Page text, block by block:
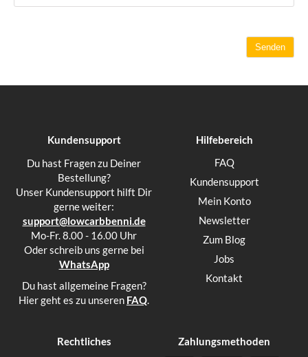
Kundensupport
Du hast Fragen zu Deiner
Bestellung?
Unser Kundensupport hilft Dir
gerne weiter:
support@lowcarbbenni.de
Mo-Fr. 8.00 - 16.00 Uhr
Oder schreib uns gerne bei
WhatsApp
Du hast allgemeine Fragen?
Hier geht es zu unseren FAQ.
Hilfebereich
FAQ
Kundensupport
Mein Konto
Newsletter
Zum Blog
Jobs
Kontakt
Rechtliches
Zahlungsmethoden